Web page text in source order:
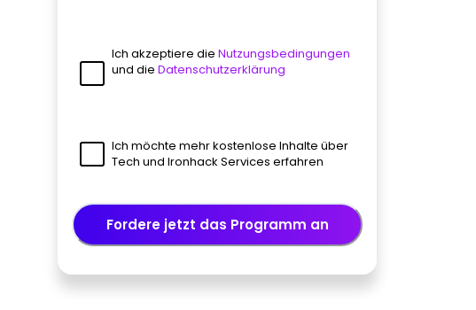
Ich akzeptiere die Nutzungsbedingungen
und die Datenschutzerklärung
Ich möchte mehr kostenlose Inhalte über
Tech und Ironhack Services erfahren
Fordere jetzt das Programm an